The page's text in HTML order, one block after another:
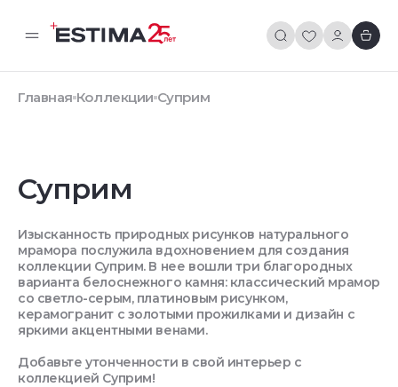
Главная Коллекции Суприм
Суприм
Изысканность природных рисунков натурального
мрамора послужила вдохновением для создания
коллекции Суприм. В нее вошли три благородных
варианта белоснежного камня: классический мрамор
со светло-серым, платиновым рисунком,
керамогранит с золотыми прожилками и дизайн с
яркими акцентными венами.
Добавьте утонченности в свой интерьер с
коллекцией Суприм!